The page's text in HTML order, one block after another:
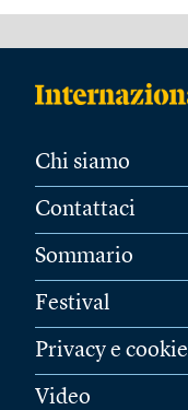
Chi siamo
Contattaci
Sommario
Festival
Privacy e cookie
Video